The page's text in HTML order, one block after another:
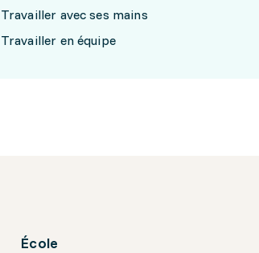
Travailler avec ses mains
Travailler en équipe
École